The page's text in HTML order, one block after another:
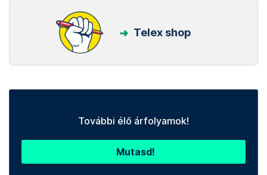
Telex shop
További élő árfolyamok!
Mutasd!